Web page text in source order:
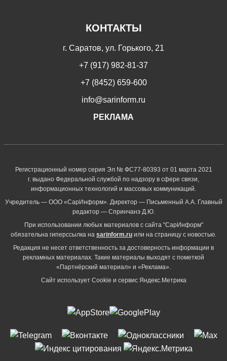
КОНТАКТЫ
г. Саратов, ул. Горького, 21
+7 (917) 982-81-37
+7 (8452) 659-600
info@sarinform.ru
РЕКЛАМА
Регистрационный номер серия Эл № ФС77-80393 от 01 марта 2021
г. выдано Федеральной службой по надзору в сфере связи,
информационных технологий и массовых коммуникаций.
Учредитель — ООО «СарИнформ». Директор — Письменный А.А. Главный
редактор — Спринчанэ Д.Ю.
При использовании любых материалов с сайта "СарИнформ"
обязательна гиперссылка на sarinform.ru или на страницу с новостью.
Редакция не несет ответственность за достоверность информации в
рекламных материалах. Такие материалы выходят с пометкой
«Партнёрский материал» и «Реклама».
Сайт использует Cookie и сервиc Яндекс.Метрика